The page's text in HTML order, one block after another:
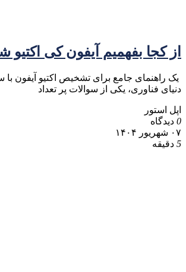
از کجا بفهمیم آیفون کی اکتیو
یک راهنمای جامع برای تشخیص اکتیو آیفون
دنیای فناوری، یکی از سوالات پر تعداد
اپل استور
0 دیدگاه
۰۷ شهریور ۱۴۰۴
5 دقیقه